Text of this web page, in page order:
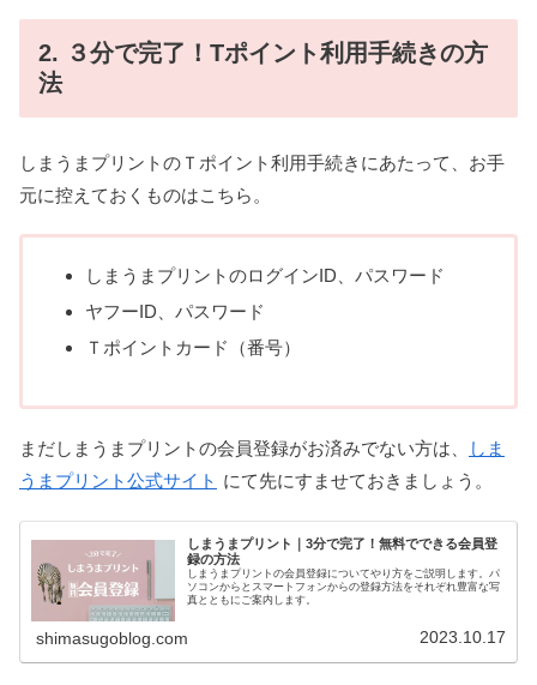
2. ３分で完了！Tポイント利用手続きの方
法
しまうまプリントのＴポイント利用手続きにあたって、お手
元に控えておくものはこちら。
しまうまプリントのログインID、パスワード
ヤフーID、パスワード
Ｔポイントカード（番号）
まだしまうまプリントの会員登録がお済みでない方は、
しま
うまプリント公式サイト にて先にすませておきましょう。
しまうまプリント｜3分で完了！無料でできる会員登
録の方法
しまうまプリントの会員登録についてやり方をご説明します。パ
ソコンからとスマートフォンからの登録方法をそれぞれ豊富な写
真とともにご案内します。
shimasugoblog.com 2023.10.17